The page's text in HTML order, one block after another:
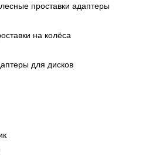
проставки адаптеры
на колёса
для дисков